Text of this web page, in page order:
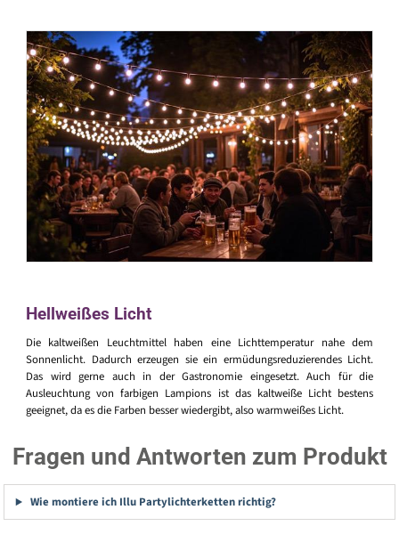
Hellweißes Licht
Die kaltweißen Leuchtmittel haben eine Lichttemperatur nahe dem
Sonnenlicht. Dadurch erzeugen sie ein ermüdungsreduzierendes Licht.
Das wird gerne auch in der Gastronomie eingesetzt. Auch für die
Ausleuchtung von farbigen Lampions ist das kaltweiße Licht bestens
geeignet, da es die Farben besser wiedergibt, also warmweißes Licht.
Fragen und Antworten zum Produkt
Wie montiere ich Illu Partylichterketten richtig?